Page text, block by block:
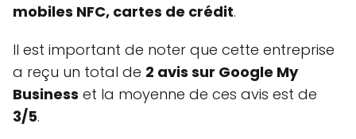
mobiles NFC, cartes de crédit.
Il est important de noter que cette entreprise
a reçu un total de 2 avis sur Google My
Business et la moyenne de ces avis est de
3/5.